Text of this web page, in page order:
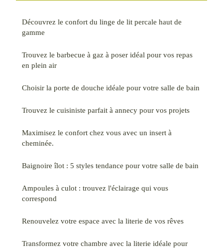
Découvrez le confort du linge de lit percale haut de
gamme
Trouvez le barbecue à gaz à poser idéal pour vos repas
en plein air
Choisir la porte de douche idéale pour votre salle de bain
Trouvez le cuisiniste parfait à annecy pour vos projets
Maximisez le confort chez vous avec un insert à
cheminée.
Baignoire îlot : 5 styles tendance pour votre salle de bain
Ampoules à culot : trouvez l'éclairage qui vous
correspond
Renouvelez votre espace avec la literie de vos rêves
Transformez votre chambre avec la literie idéale pour